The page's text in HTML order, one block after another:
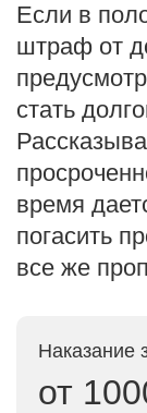
Если в
штраф от
стать
время
погасить
все же
Наказание
от